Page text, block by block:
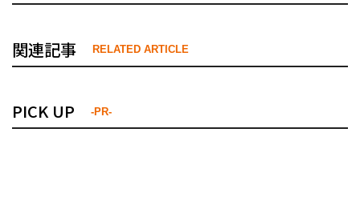
関連記事 RELATED ARTICLE
PICK UP -PR-